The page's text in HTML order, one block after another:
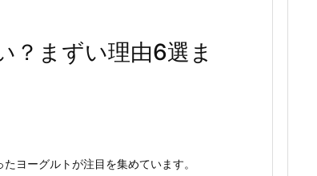
？まずい理由6選ま
ヨーグルトが注目を集めています。